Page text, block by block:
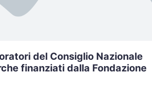
del Consiglio Nazionale
finanziati dalla Fondazione